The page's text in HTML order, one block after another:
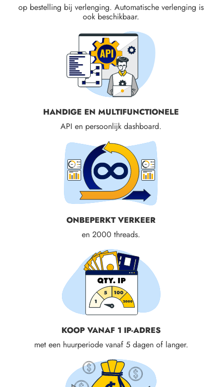
op bestelling bij verlenging. Automatische verlenging is
ook beschikbaar.
HANDIGE EN MULTIFUNCTIONELE
API en persoonlijk dashboard.
ONBEPERKT VERKEER
en 2000 threads.
KOOP VANAF 1 IP-ADRES
met een huurperiode vanaf 5 dagen of langer.